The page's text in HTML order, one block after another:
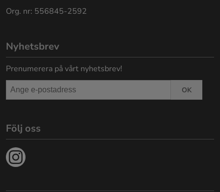
Org. nr: 556845-2592
Nyhetsbrev
Prenumerera på vårt nyhetsbrev!
OK
Följ oss